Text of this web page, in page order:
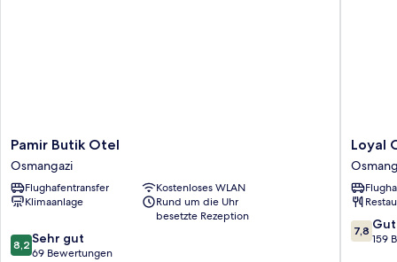
Pamir
Butik
Otel
Osmangazi
Pamir Butik Otel
Osmangazi
Flughafentransfer
Kostenloses WLAN
Klimaanlage
Rund um die Uhr
besetzte Rezeption
8.2
von
8,2 Sehr gut
69 Bewertungen
Loyal
City
Hotel
Loyal
7.8
von
7,8 Gut
159